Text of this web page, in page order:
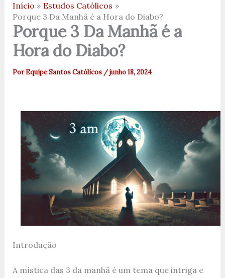
Início
Estudos Católicos
Porque 3 Da Manhã é a Hora do Diabo?
Porque 3 Da Manhã é a
Hora do Diabo?
PorEquipe Santos Católicos /junho 18, 2024
Introdução
A mística das 3 da manhã é um tema que intriga e